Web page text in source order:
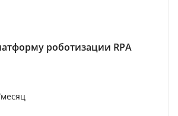
роботизации RPA